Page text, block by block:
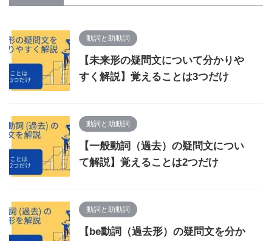
動詞と助動詞
【未来形の疑問文について分かりや
すく解説】覚えることは3つだけ
動詞と助動詞
【一般動詞（過去）の疑問文につい
て解説】覚えることは2つだけ
動詞と助動詞
【be動詞（過去形）の疑問文を分か